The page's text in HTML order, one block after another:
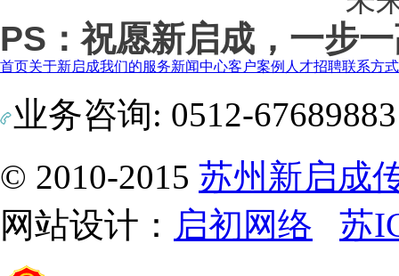
PS：祝愿新启成，一步
首页关于新启成我们的服务新闻中心客户案例 人才招聘联系方式
业务咨询: 0512-
© 2010-2015 苏州新启成
网站设计： 启初网络 苏